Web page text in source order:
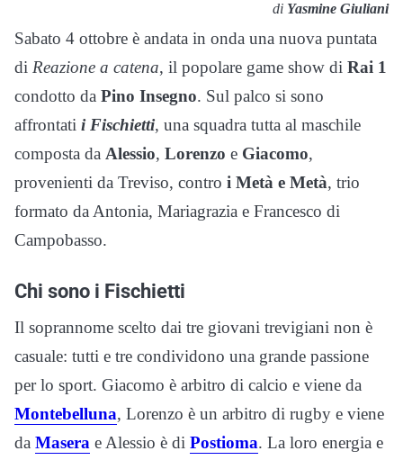
di Yasmine Giuliani
Sabato 4 ottobre è andata in onda una nuova puntata
di Reazione a catena, il popolare game show di Rai 1
condotto da Pino Insegno. Sul palco si sono
affrontati i Fischietti, una squadra tutta al maschile
composta da Alessio, Lorenzo e Giacomo,
provenienti da Treviso, contro i Metà e Metà, trio
formato da Antonia, Mariagrazia e Francesco di
Campobasso.
Chi sono i Fischietti
Il soprannome scelto dai tre giovani trevigiani non è
casuale: tutti e tre condividono una grande passione
per lo sport. Giacomo è arbitro di calcio e viene da
Montebelluna, Lorenzo è un arbitro di rugby e viene
da Masera e Alessio è di Postioma. La loro energia e